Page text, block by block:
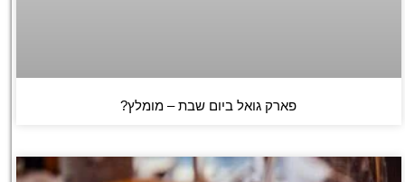
פארק גואל ביום שבת – מומלץ?